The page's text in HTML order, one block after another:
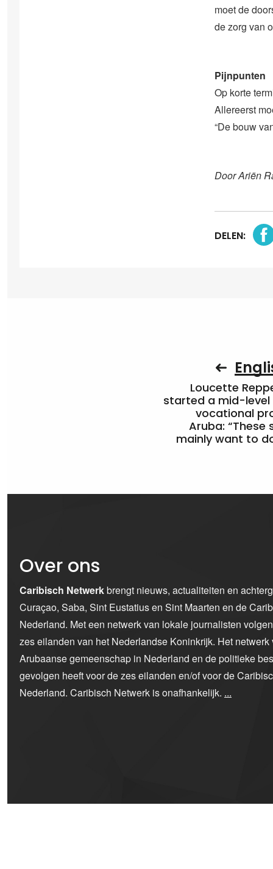
moet de
de zorg van
Pijnpunten
Op korte
Allereerst
“De bouw
Door Ariën
DELEN:
Loucette
started a mid-level
vocational
Aruba: “These
mainly want to
Over ons
Caribisch Netwerkbrengt nieuws, actualiteiten en
Curaçao, Saba, Sint Eustatius en Sint Maarten en de
Nederland. Met een netwerk van lokale journalisten
zes eilanden van het Nederlandse Koninkrijk. Het
Arubaanse gemeenschap in Nederland en de politieke
gevolgen heeft voor de zes eilanden en/of voor de
Nederland. Caribisch Netwerk is onafhankelijk. ...